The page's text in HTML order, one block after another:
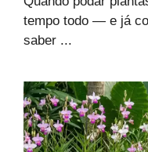
tempo todo — e já
saber ...